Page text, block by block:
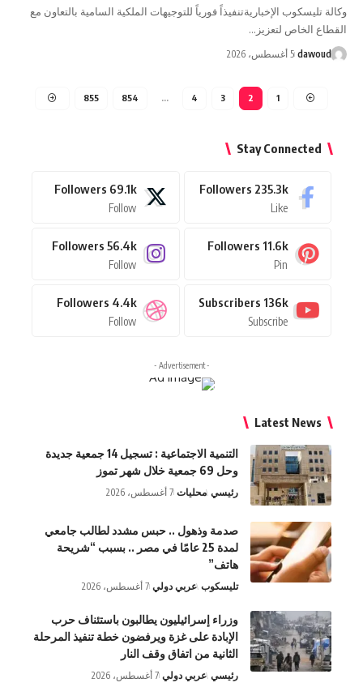
وكالة تليسكوب الإخبارية​تنفيذاً فورياً للتوجيهات الملكية السامية بالتعاون مع
القطاع الخاص لتعزيز…
dawoud 5 أغسطس، 2026
1
2
3
4
…
854
855
Stay Connected
235.3k
Followers
Like
69.1k
Followers
Follow
11.6k
Followers
Pin
56.4k
Followers
Follow
136k
Subscribers
Subscribe
4.4k
Followers
Follow
- Advertisement -
Latest News
التنمية الاجتماعية : تسجيل 14 جمعية جديدة
وحل 69 جمعية خلال شهر تموز
رئيسي محليات 7 أغسطس، 2026
صدمة وذهول .. حبس مشدد لطالب جامعي
لمدة 25 عامًا في مصر .. بسبب “شريحة
هاتف”
تليسكوب عربي دولي 7 أغسطس، 2026
وزراء إسرائيليون يطالبون باستئناف حرب
الإبادة على غزة ويرفضون خطة تنفيذ المرحلة
الثانية من اتفاق وقف النار
رئيسي عربي دولي 7 أغسطس، 2026